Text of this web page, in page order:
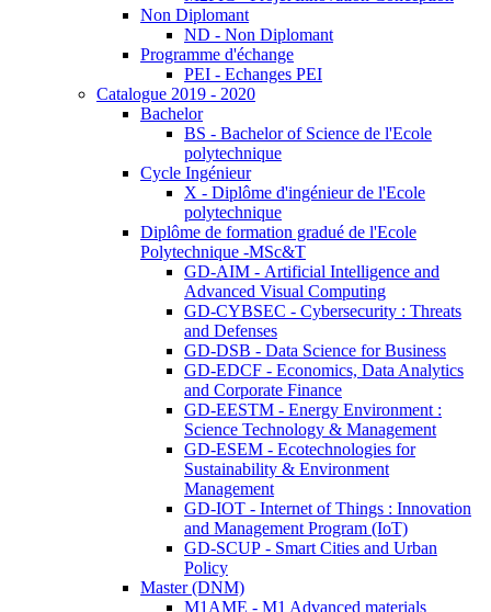
Non Diplomant
ND - Non Diplomant
Programme d'échange
PEI - Echanges PEI
Catalogue 2019 - 2020
Bachelor
BS - Bachelor of Science de l'Ecole
polytechnique
Cycle Ingénieur
X - Diplôme d'ingénieur de l'Ecole
polytechnique
Diplôme de formation gradué de l'Ecole
Polytechnique -MSc&T
GD-AIM - Artificial Intelligence and
Advanced Visual Computing
GD-CYBSEC - Cybersecurity : Threats
and Defenses
GD-DSB - Data Science for Business
GD-EDCF - Economics, Data Analytics
and Corporate Finance
GD-EESTM - Energy Environment :
Science Technology & Management
GD-ESEM - Ecotechnologies for
Sustainability & Environment
Management
GD-IOT - Internet of Things : Innovation
and Management Program (IoT)
GD-SCUP - Smart Cities and Urban
Policy
Master (DNM)
M1AME - M1 Advanced materials